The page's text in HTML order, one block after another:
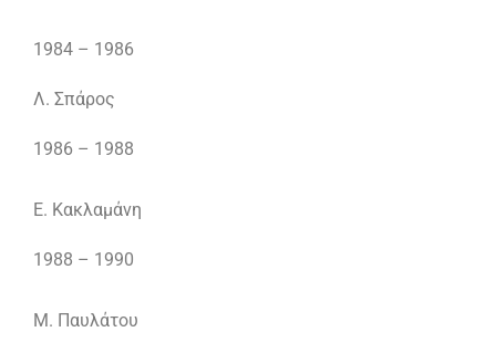
1984 – 1986
Λ. Σπάρος
1986 – 1988
Ε. Κακλαμάνη
1988 – 1990
Μ. Παυλάτου